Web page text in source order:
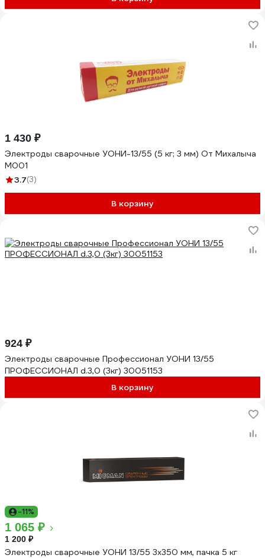
1 430 ₽
Электроды сварочные УОНИ-13/55 (5 кг; 3 мм) От Михалыча
M001
3.7(3)
В корзину
924 ₽
Электроды сварочные Профессионал УОНИ 13/55
ПРОФЕССИОНАЛ d.3,0 (3кг) 30051153
В корзину
-11%
1 065 ₽
1 200 ₽
Электроды сварочные УОНИ 13/55 3х350 мм, пачка 5 кг